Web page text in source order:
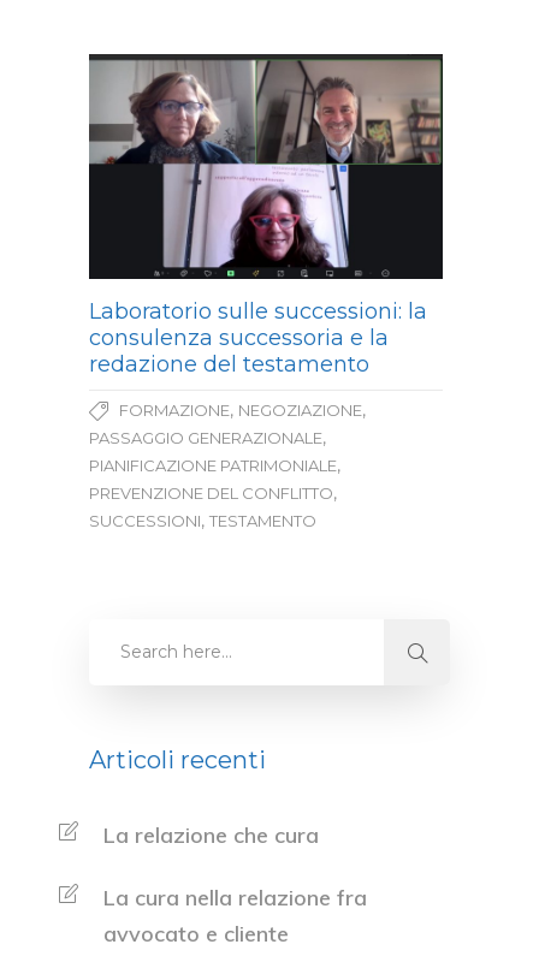
Laboratorio sulle successioni: la
consulenza successoria e la
redazione del testamento
FORMAZIONE, NEGOZIAZIONE,
PASSAGGIO GENERAZIONALE,
PIANIFICAZIONE PATRIMONIALE,
PREVENZIONE DEL CONFLITTO,
SUCCESSIONI, TESTAMENTO
Articoli recenti
La relazione che cura
La cura nella relazione fra
avvocato e cliente